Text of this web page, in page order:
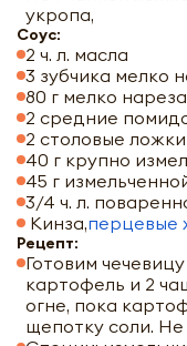
укропа,
Соус:
2 ч. л. масла
3 зубчика мелко
80 г мелко
2 средние
2 столовые ложки
40 г крупно
45 г
3/4 ч. л.
Кинза,перцевые
Рецепт:
Готовим
картофель и 2
огне, пока
щепотку соли. Не